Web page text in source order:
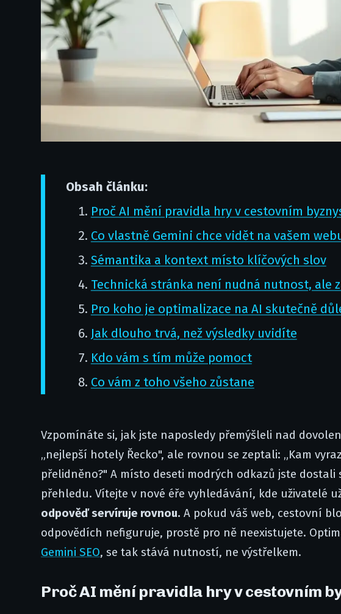
Obsah článku:
Proč AI mění pravidla hry v cestovním
Co vlastně Gemini chce vidět na vašem
Sémantika a kontext místo klíčových slov
Technická stránka není nudná nutnost, ale
Pro koho je optimalizace na AI skutečně
Jak dlouho trvá, než výsledky uvidíte
Kdo vám s tím může pomoct
Co vám z toho všeho zůstane
Vzpomínáte si, jak jste naposledy přemýšleli nad
„nejlepší hotely Řecko", ale rovnou se zeptali: „Kam
přelidněno?" A místo deseti modrých odkazů jste
přehledu. Vítejte v nové éře vyhledávání, kde uživatelé
odpověď servíruje rovnou. A pokud váš web, cestovní
odpovědích nefiguruje, prostě pro ně neexistujete.
Gemini SEO, se tak stává nutností, ne výstřelkem.
Proč AI mění pravidla hry v cestovním